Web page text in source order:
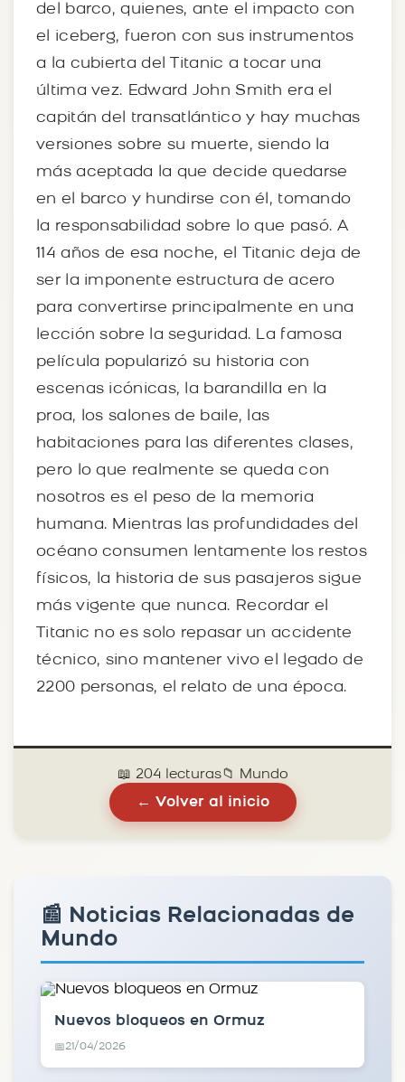
del barco, quienes, ante el impacto con
el iceberg, fueron con sus instrumentos
a la cubierta del Titanic a tocar una
última vez. Edward John Smith era el
capitán del transatlántico y hay muchas
versiones sobre su muerte, siendo la
más aceptada la que decide quedarse
en el barco y hundirse con él, tomando
la responsabilidad sobre lo que pasó. A
114 años de esa noche, el Titanic deja de
ser la imponente estructura de acero
para convertirse principalmente en una
lección sobre la seguridad. La famosa
película popularizó su historia con
escenas icónicas, la barandilla en la
proa, los salones de baile, las
habitaciones para las diferentes clases,
pero lo que realmente se queda con
nosotros es el peso de la memoria
humana. Mientras las profundidades del
océano consumen lentamente los restos
físicos, la historia de sus pasajeros sigue
más vigente que nunca. Recordar el
Titanic no es solo repasar un accidente
técnico, sino mantener vivo el legado de
2200 personas, el relato de una época.
📖 204 lecturas📁 Mundo
← Volver al inicio
📰 Noticias Relacionadas de
Mundo
Nuevos bloqueos en Ormuz
📅21/04/2026